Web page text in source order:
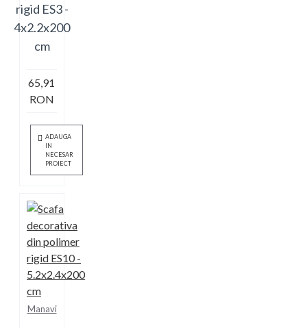
rigid ES3 -
4x2.2x200
cm
65,91
RON
ADAUGA
IN
NECESAR
PROIECT
Manavi